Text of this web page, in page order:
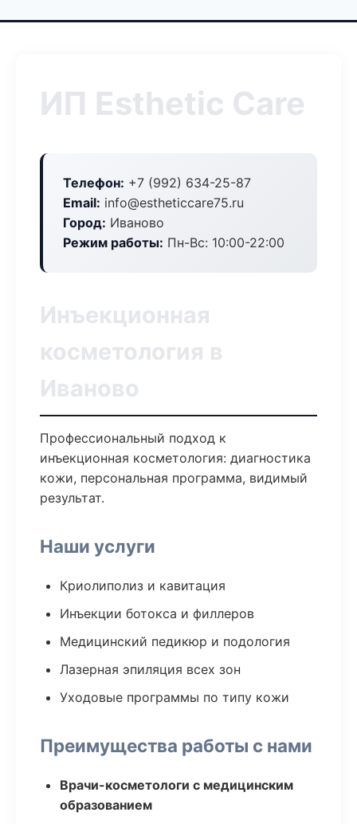
ИП Esthetic Care
Телефон: +7 (992) 634-25-87
Email: info@estheticcare75.ru
Город: Иваново
Режим работы: Пн-Вс: 10:00-22:00
Инъекционная
косметология в
Иваново
Профессиональный подход к
инъекционная косметология: диагностика
кожи, персональная программа, видимый
результат.
Наши услуги
Криолиполиз и кавитация
Инъекции ботокса и филлеров
Медицинский педикюр и подология
Лазерная эпиляция всех зон
Уходовые программы по типу кожи
Преимущества работы с нами
Врачи-косметологи с медицинским
образованием